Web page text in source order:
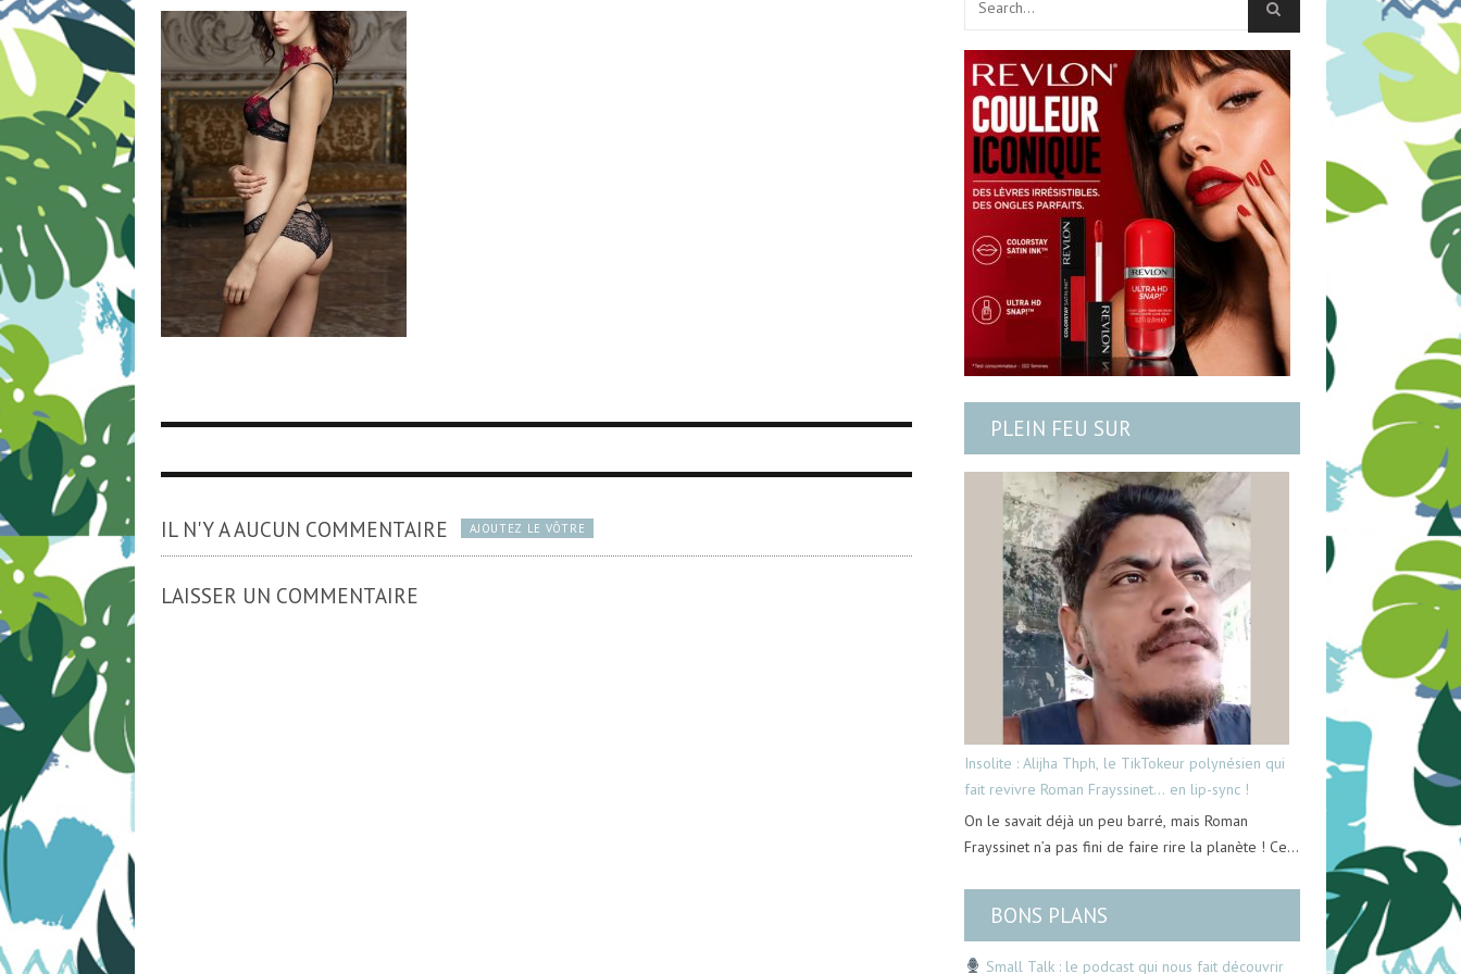
IL N'Y A AUCUN COMMENTAIRE AJOUTEZ LE VÔTRE
LAISSER UN COMMENTAIRE
PLEIN FEU SUR
Insolite : Alijha Thph, le TikTokeur polynésien qui
fait revivre Roman Frayssinet… en lip-sync !
On le savait déjà un peu barré, mais Roman
Frayssinet n’a pas fini de faire rire la planète ! Ce…
BONS PLANS
Small Talk : le podcast qui nous fait découvrir